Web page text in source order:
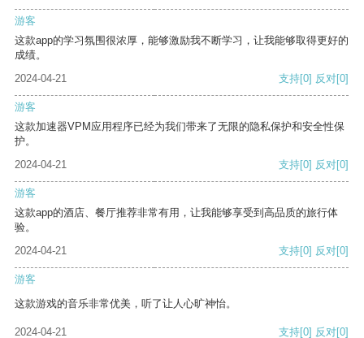
游客
这款app的学习氛围很浓厚，能够激励我不断学习，让我能够取得更好的
成绩。
2024-04-21
支持[0] 反对[0]
游客
这款加速器VPM应用程序已经为我们带来了无限的隐私保护和安全性保
护。
2024-04-21
支持[0] 反对[0]
游客
这款app的酒店、餐厅推荐非常有用，让我能够享受到高品质的旅行体
验。
2024-04-21
支持[0] 反对[0]
游客
这款游戏的音乐非常优美，听了让人心旷神怡。
2024-04-21 支持[0] 反对[0]